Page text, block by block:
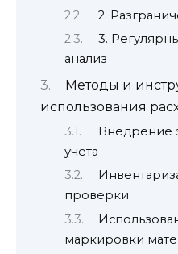
2.
3.
анализ
Методы и
использования
Внедрение
учета
проверки
маркировки